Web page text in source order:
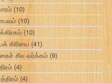
(10)
(10)
(10)
கிரியை (41)
சீவ வர்க்கம் (9)
(4)
(4)